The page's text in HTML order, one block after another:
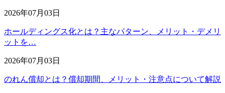
2026年07月03日
ホールディングス化とは？主なパターン、メリット・デメリ
ットを…
2026年07月03日
のれん償却とは？償却期間、メリット・注意点について解説